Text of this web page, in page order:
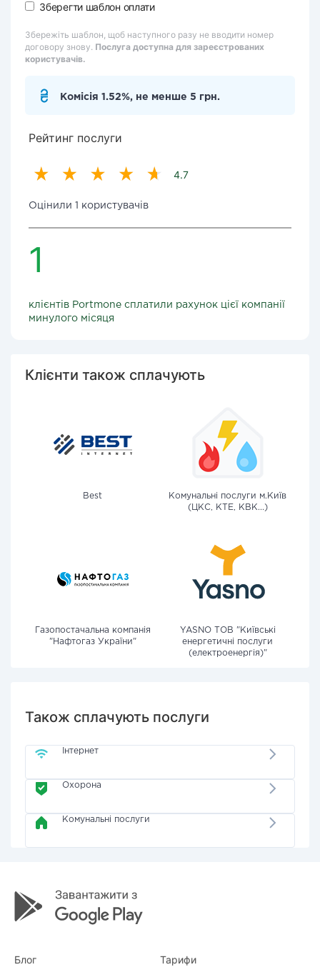
Зберегти шаблон оплати
Збережіть шаблон, щоб наступного разу не вводити номер
договору знову. Послуга доступна для зареєстрованих
користувачів.
Комісія 1.52%, не менше 5 грн.
Рейтинг послуги
4.7
Оцінили 1 користувачів
1
клієнтів Portmone сплатили рахунок цієї компанії
минулого місяця
Клієнти також сплачують
Best
Комунальні послуги м.Київ
(ЦКС, КТЕ, КВК...)
Газопостачальна компанія
"Нафтогаз України"
YASNO ТОВ "Київські
енергетичні послуги
(електроенергія)"
Також сплачують послуги
Інтернет
Охорона
Комунальні послуги
Блог Тарифи